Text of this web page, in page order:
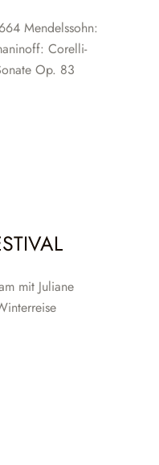
Mendelssohn:
Corelli-
Op. 83
mit Juliane